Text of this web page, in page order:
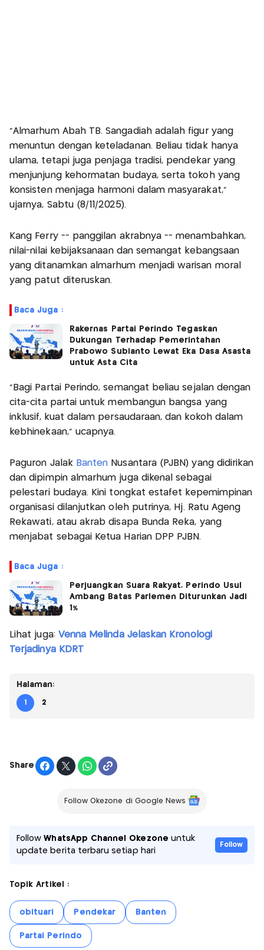
“Almarhum Abah TB. Sangadiah adalah figur yang
menuntun dengan keteladanan. Beliau tidak hanya
ulama, tetapi juga penjaga tradisi, pendekar yang
menjunjung kehormatan budaya, serta tokoh yang
konsisten menjaga harmoni dalam masyarakat,”
ujarnya, Sabtu (8/11/2025).
Kang Ferry -- panggilan akrabnya -- menambahkan,
nilai-nilai kebijaksanaan dan semangat kebangsaan
yang ditanamkan almarhum menjadi warisan moral
yang patut diteruskan.
Baca Juga :
Rakernas Partai Perindo Tegaskan
Dukungan Terhadap Pemerintahan
Prabowo Subianto Lewat Eka Dasa Asasta
untuk Asta Cita
“Bagi Partai Perindo, semangat beliau sejalan dengan
cita-cita partai untuk membangun bangsa yang
inklusif, kuat dalam persaudaraan, dan kokoh dalam
kebhinekaan,” ucapnya.
Paguron JalakBanten Nusantara (PJBN) yang didirikan
dan dipimpin almarhum juga dikenal sebagai
pelestari budaya. Kini tongkat estafet kepemimpinan
organisasi dilanjutkan oleh putrinya, Hj. Ratu Ageng
Rekawati, atau akrab disapa Bunda Reka, yang
menjabat sebagai Ketua Harian DPP PJBN.
Baca Juga :
Perjuangkan Suara Rakyat, Perindo Usul
Ambang Batas Parlemen Diturunkan Jadi
1%
Lihat juga: Venna Melinda Jelaskan Kronologi
Terjadinya KDRT
Halaman:
1 2
Share
Follow Okezone di Google News
FollowWhatsApp Channel Okezone untuk
update berita terbaru setiap hari
Follow
Topik Artikel :
obituari Pendekar Banten
Partai Perindo